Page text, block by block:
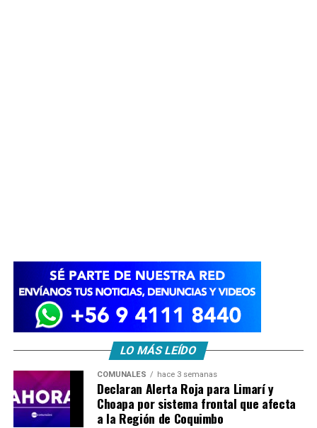
LO MÁS LEÍDO
COMUNALES hace 3 semanas
Declaran Alerta Roja para Limarí y
Choapa por sistema frontal que afecta
a la Región de Coquimbo